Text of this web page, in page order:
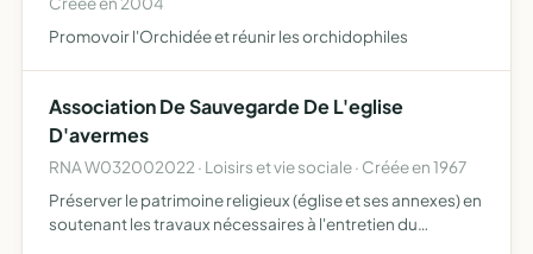
Promovoir l'Orchidée et réunir les orchidophiles
Association De Sauvegarde De L'eglise
D'avermes
RNA W032002022 · Loisirs et vie sociale · Créée en 1967
Préserver le patrimoine religieux (église et ses annexes) en
soutenant les travaux nécessaires à l'entretien du